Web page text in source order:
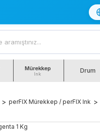
Mürekkep
Ink Drum
perFIX Mürekkep / perFIX Ink